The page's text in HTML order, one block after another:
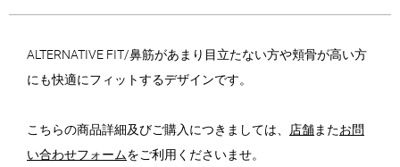
ALTERNATIVE FIT/鼻筋があまり目立たない方や頬骨が高い方
にも快適にフィットするデザインです。
こちらの商品詳細及びご購入につきましては、 店舗またお問
い合わせフォームをご利用くださいませ。